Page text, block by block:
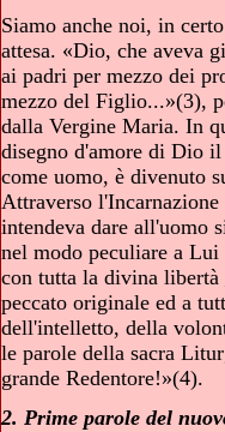
Siamo anche noi, in
attesa. «Dio, che aveva
ai padri per mezzo dei
mezzo del Figlio...»(3),
dalla Vergine Maria. In
disegno d'amore di Dio
come uomo, è divenuto
Attraverso
intendeva dare all'uomo
nel modo peculiare a Lui
con tutta la divina
peccato originale ed a
dell'intelletto, della
le parole della sacra
grande Redentore!»(4).
2. Prime parole del